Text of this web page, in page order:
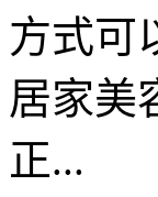
方式可
居家美
正...